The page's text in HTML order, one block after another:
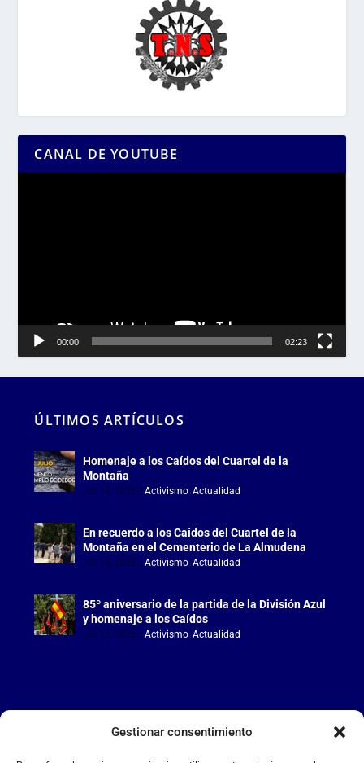
Gestionar consentimiento
CANAL DE YOUTUBE
00:00 02:23
ÚLTIMOS ARTÍCULOS
Homenaje a los Caídos del Cuartel de la
Montaña
Jul 18, 2026 |Activismo,Actualidad
En recuerdo a los Caídos del Cuartel de la
Montaña en el Cementerio de La Almudena
Jul 18, 2026 |Activismo,Actualidad
85º aniversario de la partida de la División Azul
y homenaje a los Caídos
Jul 15, 2026 |Activismo,Actualidad
LA FALANGE